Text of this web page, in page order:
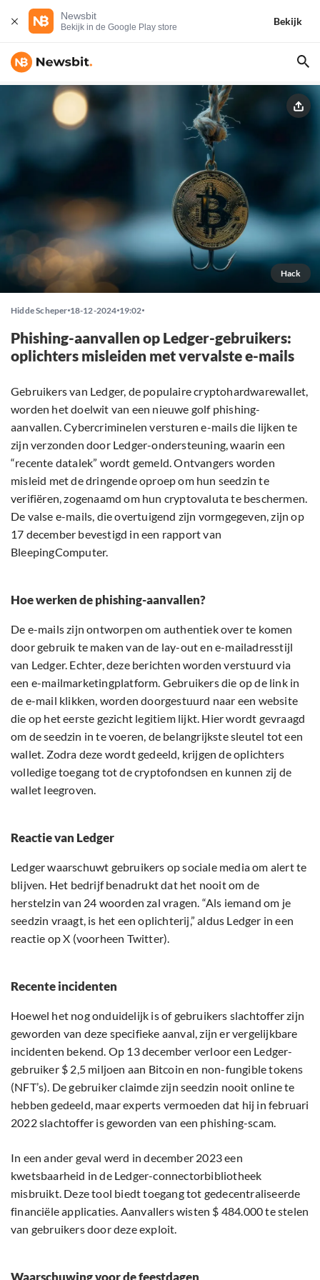
Newsbit
Bekijk in de Google Play store
Bekijk
Hack
Hidde Scheper 18-12-2024 19:02
Phishing-aanvallen op Ledger-gebruikers:
oplichters misleiden met vervalste e-mails
Gebruikers van Ledger, de populaire cryptohardwarewallet,
worden het doelwit van een nieuwe golf phishing-
aanvallen. Cybercriminelen versturen e-mails die lijken te
zijn verzonden door Ledger-ondersteuning, waarin een
“recente datalek” wordt gemeld. Ontvangers worden
misleid met de dringende oproep om hun seedzin te
verifiëren, zogenaamd om hun cryptovaluta te beschermen.
De valse e-mails, die overtuigend zijn vormgegeven, zijn op
17 december bevestigd in een rapport van
BleepingComputer.
Hoe werken de phishing-aanvallen?
De e-mails zijn ontworpen om authentiek over te komen
door gebruik te maken van de lay-out en e-mailadresstijl
van Ledger. Echter, deze berichten worden verstuurd via
een e-mailmarketingplatform. Gebruikers die op de link in
de e-mail klikken, worden doorgestuurd naar een website
die op het eerste gezicht legitiem lijkt. Hier wordt gevraagd
om de seedzin in te voeren, de belangrijkste sleutel tot een
wallet. Zodra deze wordt gedeeld, krijgen de oplichters
volledige toegang tot de cryptofondsen en kunnen zij de
wallet leegroven.
Reactie van Ledger
Ledger waarschuwt gebruikers op sociale media om alert te
blijven. Het bedrijf benadrukt dat het nooit om de
herstelzin van 24 woorden zal vragen. “Als iemand om je
seedzin vraagt, is het een oplichterij,” aldus Ledger in een
reactie op X (voorheen Twitter).
Recente incidenten
Hoewel het nog onduidelijk is of gebruikers slachtoffer zijn
geworden van deze specifieke aanval, zijn er vergelijkbare
incidenten bekend. Op 13 december verloor een Ledger-
gebruiker $ 2,5 miljoen aan Bitcoin en non-fungible tokens
(NFT’s). De gebruiker claimde zijn seedzin nooit online te
hebben gedeeld, maar experts vermoeden dat hij in februari
2022 slachtoffer is geworden van een phishing-scam.
In een ander geval werd in december 2023 een
kwetsbaarheid in de Ledger-connectorbibliotheek
misbruikt. Deze tool biedt toegang tot gedecentraliseerde
financiële applicaties. Aanvallers wisten $ 484.000 te stelen
van gebruikers door deze exploit.
Waarschuwing voor de feestdagen